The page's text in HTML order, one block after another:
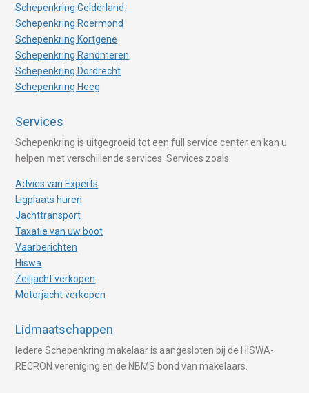
Schepenkring Gelderland
Schepenkring Roermond
Schepenkring Kortgene
Schepenkring Randmeren
Schepenkring Dordrecht
Schepenkring Heeg
Services
Schepenkring is uitgegroeid tot een full service center en kan u
helpen met verschillende services. Services zoals:
Advies van Experts
Ligplaats huren
Jachttransport
Taxatie van uw boot
Vaarberichten
Hiswa
Zeiljacht verkopen
Motorjacht verkopen
Lidmaatschappen
Iedere Schepenkring makelaar is aangesloten bij de HISWA-
RECRON vereniging en de NBMS bond van makelaars.